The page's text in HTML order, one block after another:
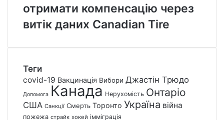
отримати компенсацію через
витік даних Canadian Tire
Теги
covid-19 Вакцинація Вибори Джастін Трюдо
Допомога Канада Нерухомість Онтаріо
США Санкції Смерть Торонто Україна війна
пожежа страйк хокей імміграція